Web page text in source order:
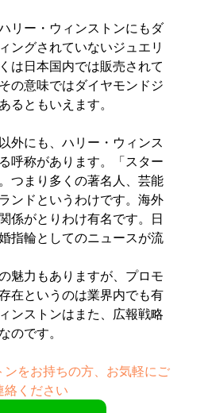
リー・ウィンストンにもダ
ングされていないジュエリ
は日本国内では販売されて
の意味ではダイヤモンドジ
るともいえます。
外にも、ハリー・ウィンス
呼称があります。「スター
つまり多くの著名人、芸能
ンドというわけです。海外
係がとりわけ有名です。日
指輪としてのニュースが流
魅力もありますが、プロモ
在というのは業界内でも有
ンストンはまた、広報戦略
のです。
をお持ちの方、お気軽にご
絡ください